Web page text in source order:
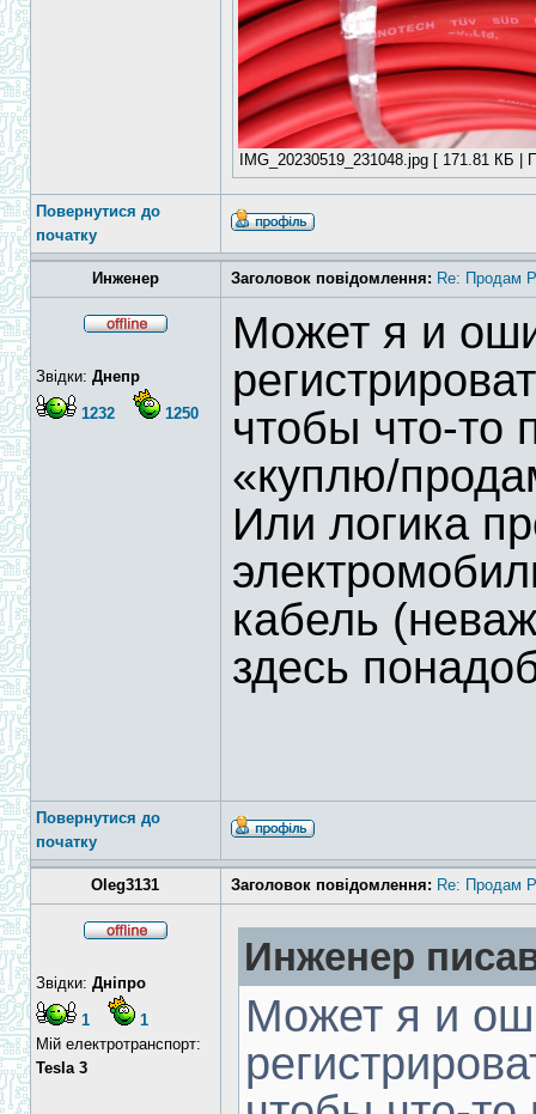
IMG_20230519_231048.jpg [ 171.81 КБ |
Повернутися до
початку
Инженер Заголовок повідомлення: Re: Продам
Звідки: Днепр
1232 1250
Может я и
чтобы что-то
«куплю/
Или логика
кабель
здесь
Повернутися до
початку
Oleg3131 Заголовок повідомлення: Re: Продам
Звідки: Дніпро
1
1
Мій електротранспорт:
Tesla 3
Инженер
Может я и